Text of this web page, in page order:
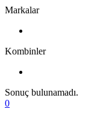
Markalar
Kombinler
Sonuç bulunamadı.
0